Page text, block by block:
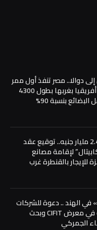
دوالا.. مصر تنفذ أول ممر
لوجستي لربط شرق أفريقيا بغربها بطول 4300
بنسبة 90%
بتكلفة استثمارية 2.4 مليار جنيه.. توقيع عقد
لإقامة مصانع
للإيجار بالقنطرة غرب
في الهند .. دعوة للشركات
المصرية للمشاركة في معرض CIFIT وبحث
الجمركي